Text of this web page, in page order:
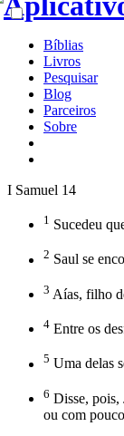
Bíblias
Livros
Pesquisar
Blog
Parceiros
Sobre
I Samuel 14
1 Sucedeu
2 Saul se
3 Aías, filho
4 Entre os
5 Uma delas
6 Disse, pois,
ou com